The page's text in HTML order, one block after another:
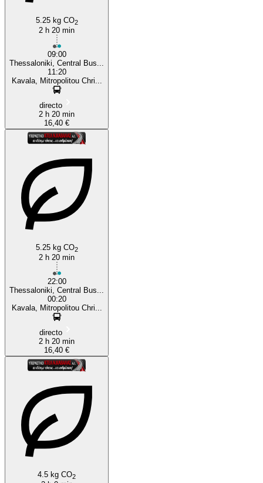
5.25 kg CO2
2 h 20 min
09:00
Thessaloniki, Central Bus...
11:20
Kavala, Mitropolitou Chri...
directo
2 h 20 min
16,40 €
5.25 kg CO2
2 h 20 min
22:00
Thessaloniki, Central Bus...
00:20
Kavala, Mitropolitou Chri...
directo
2 h 20 min
16,40 €
4.5 kg CO2